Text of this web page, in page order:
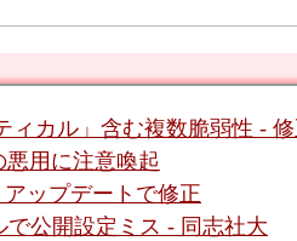
ィカル」含む複数脆弱性 -
悪用に注意喚起
アップデートで修正
公開設定ミス - 同志社大